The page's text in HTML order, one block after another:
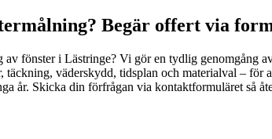
Begär offert via
fönster i Lästringe? Vi gör en tydlig genomgång
täckning, väderskydd, tidsplan och materialval –
år. Skicka din förfrågan via kontaktformuläret så